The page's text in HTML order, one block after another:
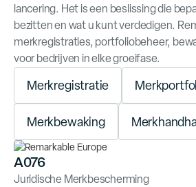
lancering. Het is een beslissing die
bezitten en wat u kunt verdedigen.
merkregistraties, portfoliobeheer,
voor bedrijven in elke groeifase.
Merkregistratie Merkportfol
Merkbewaking Merkhandh
A076
Juridische Merkbescherming